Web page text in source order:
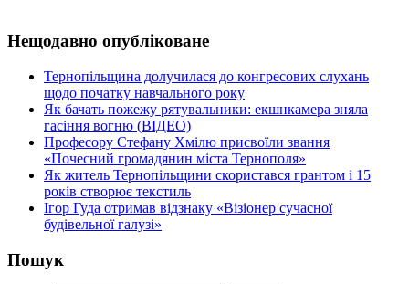
Нещодавно опубліковане
Тернопільщина долучилася до конгресових слухань
щодо початку навчального року
Як бачать пожежу рятувальники: екшнкамера зняла
гасіння вогню (ВІДЕО)
Професору Стефану Хмілю присвоїли звання
«Почесний громадянин міста Тернополя»
Як житель Тернопільщини скористався грантом і 15
років створює текстиль
Ігор Гуда отримав відзнаку «Візіонер сучасної
будівельної галузі»
Пошук